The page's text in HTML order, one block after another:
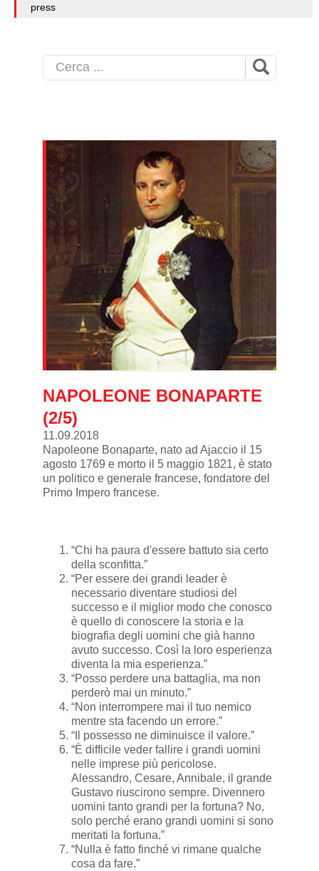
press
NAPOLEONE BONAPARTE
(2/5)
11.09.2018
Napoleone Bonaparte, nato ad Ajaccio il 15
agosto 1769 e morto il 5 maggio 1821, è stato
un politico e generale francese, fondatore del
Primo Impero francese.
“Chi ha paura d'essere battuto sia certo
della sconfitta.”
“Per essere dei grandi leader è
necessario diventare studiosi del
successo e il miglior modo che conosco
è quello di conoscere la storia e la
biografia degli uomini che già hanno
avuto successo. Così la loro esperienza
diventa la mia esperienza.”
“Posso perdere una battaglia, ma non
perderò mai un minuto.”
“Non interrompere mai il tuo nemico
mentre sta facendo un errore.”
“Il possesso ne diminuisce il valore.”
“È difficile veder fallire i grandi uomini
nelle imprese più pericolose.
Alessandro, Cesare, Annibale, il grande
Gustavo riuscirono sempre. Divennero
uomini tanto grandi per la fortuna? No,
solo perché erano grandi uomini si sono
meritati la fortuna.”
“Nulla è fatto finché vi rimane qualche
cosa da fare.”